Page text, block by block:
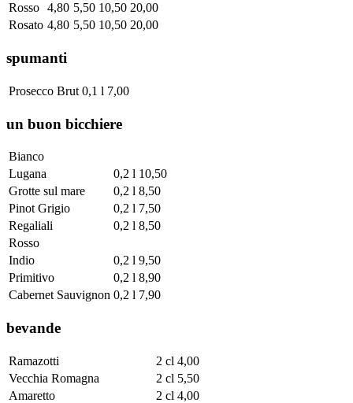
Rosso 4,80 5,50 10,50 20,00
Rosato 4,80 5,50 10,50 20,00
spumanti
Prosecco Brut 0,1 l 7,00
un buon bicchiere
Bianco
Lugana
0,2 l 10,50
Grotte sul mare
0,2 l 8,50
Pinot Grigio
0,2 l 7,50
Regaliali
0,2 l 8,50
Rosso
Indio
0,2 l 9,50
Primitivo
0,2 l 8,90
Cabernet Sauvignon 0,2 l 7,90
bevande
Ramazotti 2 cl 4,00
Vecchia Romagna
2 cl 5,50
Amaretto
2 cl 4,00